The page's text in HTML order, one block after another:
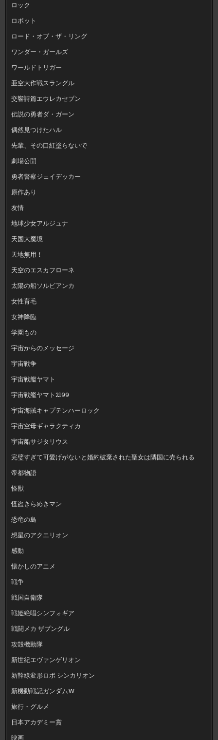
ロック
ロボット
ロード・オブ・ザ・リング
ワンダー・ガールズ
ワールドトリガー
亜空大作戦スラングル
交響詩篇エウレカセブン
伝説の勇者ダ・ガーン
偶然見つけたハル
先輩、その口紅塗らないで
劇場公開
勇者警察ジェイデッカー
原作あり
友情
地球少女アルジュナ
天国大魔境
天地無用！
天空のエスカフローネ
太陽の船ソルビアンカ
女性育毛
女神降臨
学園もの
宇宙からのメッセージ
宇宙戦争
宇宙戦艦ヤマト
宇宙戦艦ヤマト2199
宇宙海賊キャプテンハーロック
宇宙空母ギャラクティカ
宇宙船サジタリウス
完璧すぎて可愛げがないと婚約破棄された聖女は隣国に売られる
帝都物語
怪獣
怪盗きらめきマン
恐竜の島
想星のアクエリオン
感動
懐かしのアニメ
戦争
戦国自衛隊
戦姫絶唱シンフォギア
戦闘メカ ザブングル
攻殻機動隊
新世紀エヴァンゲリオン
新幹線変形ロボ シンカリオン
新機動戦記ガンダムW
旅行・グルメ
日本アカデミー賞
映画